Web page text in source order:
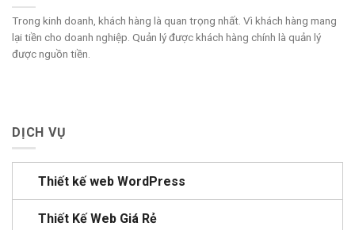
Trong kinh doanh, khách hàng là quan trọng nhất. Vì khách hàng mang
lại tiền cho doanh nghiệp. Quản lý được khách hàng chính là quản lý
được nguồn tiền.
DỊCH VỤ
Thiết kế web WordPress
Thiết Kế Web Giá Rẻ